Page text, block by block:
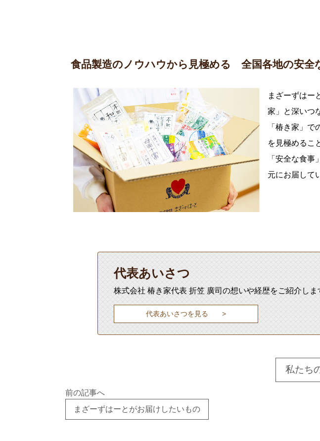
食品製造のノウハウから見極める 全国各地の安全
まざーずはー
家」と深いつ
「椿き家」
を見極めるこ
「安全な食
元にお届して
代表あいさつ
株式会社 椿き家代表 折笠 廣司の想いや経歴をご紹介しま
代表あいさつを見る
私たち
前の記事へ
まざーずはーとがお届けしたいもの